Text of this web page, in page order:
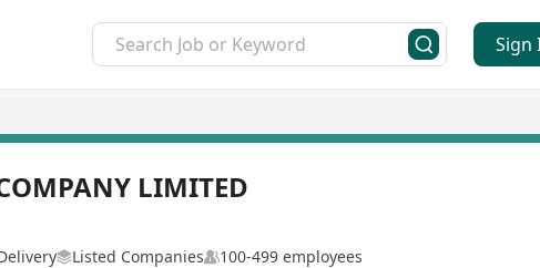
Sign
LIMITED
Listed Companies 100-499 employees